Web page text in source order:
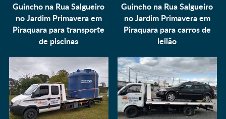
Guincho na Rua Salgueiro
no Jardim Primavera em
Piraquara paratransporte
de piscinas
Guincho na Rua Salgueiro
no Jardim Primavera em
Piraquara paracarros de
leilão